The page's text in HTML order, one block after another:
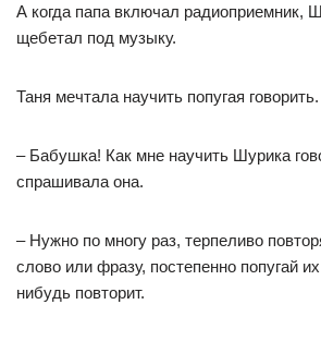
А когда папа включал радиоприемник,
щебетал под музыку.
Таня мечтала научить попугая говорить.
– Бабушка! Как мне научить Шурика
спрашивала она.
– Нужно по многу раз, терпеливо
слово или фразу, постепенно попугай
нибудь повторит.